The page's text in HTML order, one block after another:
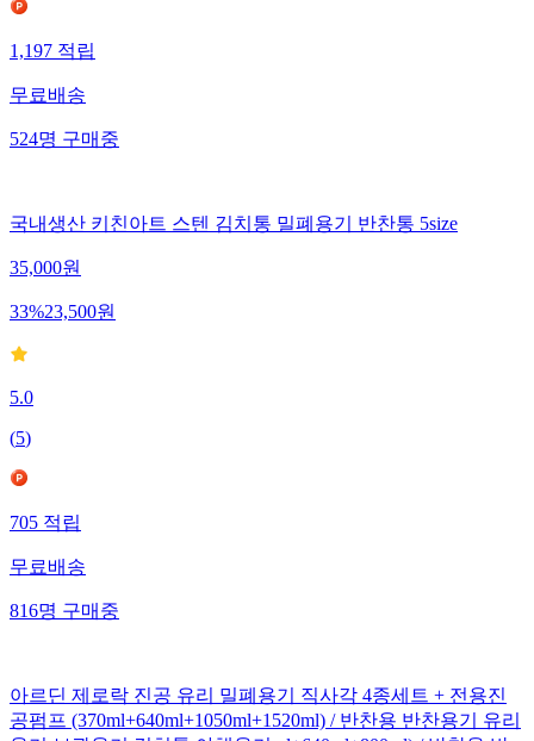
1,197적립
무료배송
524명구매중
국내생산 키친아트 스텐 김치통 밀폐용기 반찬통 5size
35,000원
33%23,500원
5.0
(5)
705적립
무료배송
816명구매중
아르딘 제로락 진공 유리 밀폐용기 직사각 4종세트 + 전용진
공펌프 (370ml+640ml+1050ml+1520ml) / 반찬용 반찬용기 유리